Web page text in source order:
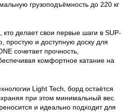
грузоподъёмность до 220 кг
кто делает свои первые шаги в SUP-
простую и доступную доску для
сочетает прочность,
комфортное катание на
Light Tech, борд остаётся
при этом минимальный вес.
и идеально подходит для